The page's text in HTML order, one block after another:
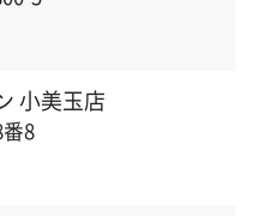
小美玉店
8